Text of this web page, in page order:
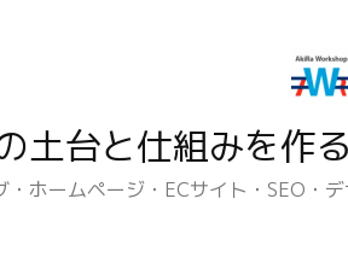
土台と仕組みを作
・ホームページ・ECサイト・SEO・